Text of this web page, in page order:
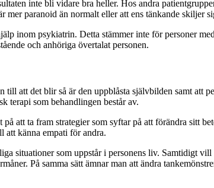
inte bli vidare bra heller. Hos andra
paranoid än normalt eller att ens tänkande skiljer
inom psykiatrin. Detta stämmer inte för personer
och anhöriga övertalat personen.
att det blir så är den uppblåsta självbilden samt att
terapi som behandlingen består av.
att ta fram strategier som syftar på att förändra sitt
att känna empati för andra.
situationer som uppstår i personens liv. Samtidigt vill
På samma sätt ämnar man att ändra